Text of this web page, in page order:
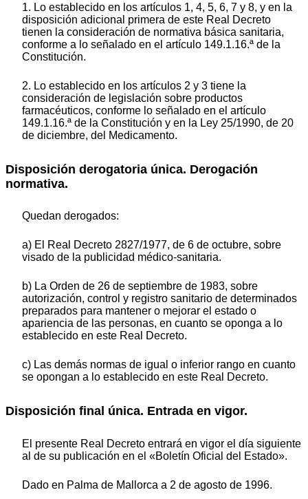
1. Lo establecido en los artículos 1, 4, 5, 6, 7 y 8, y en la
disposición adicional primera de este Real Decreto
tienen la consideración de normativa básica sanitaria,
conforme a lo señalado en el artículo 149.1.16.ª de la
Constitución.
2. Lo establecido en los artículos 2 y 3 tiene la
consideración de legislación sobre productos
farmacéuticos, conforme lo señalado en el artículo
149.1.16.ª de la Constitución y en la Ley 25/1990, de 20
de diciembre, del Medicamento.
Disposición derogatoria única. Derogación
normativa.
Quedan derogados:
a) El Real Decreto 2827/1977, de 6 de octubre, sobre
visado de la publicidad médico-sanitaria.
b) La Orden de 26 de septiembre de 1983, sobre
autorización, control y registro sanitario de determinados
preparados para mantener o mejorar el estado o
apariencia de las personas, en cuanto se oponga a lo
establecido en este Real Decreto.
c) Las demás normas de igual o inferior rango en cuanto
se opongan a lo establecido en este Real Decreto.
Disposición final única. Entrada en vigor.
El presente Real Decreto entrará en vigor el día siguiente
al de su publicación en el «Boletín Oficial del Estado».
Dado en Palma de Mallorca a 2 de agosto de 1996.